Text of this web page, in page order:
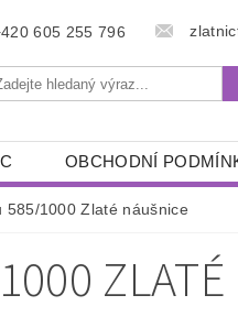
605 255 796
OBCHODNÍ
585/1000 Zlaté náušnice